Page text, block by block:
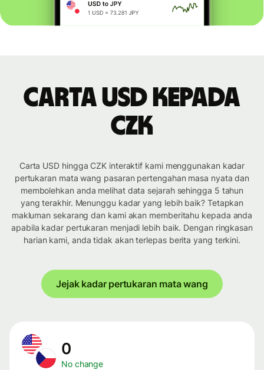
Carta USD kepada
CZK
Carta USD hingga CZK interaktif kami menggunakan kadar
pertukaran mata wang pasaran pertengahan masa nyata dan
membolehkan anda melihat data sejarah sehingga 5 tahun
yang terakhir. Menunggu kadar yang lebih baik? Tetapkan
makluman sekarang dan kami akan memberitahu kepada anda
apabila kadar pertukaran menjadi lebih baik. Dengan ringkasan
harian kami, anda tidak akan terlepas berita yang terkini.
Jejak kadar pertukaran mata wang
0
No change